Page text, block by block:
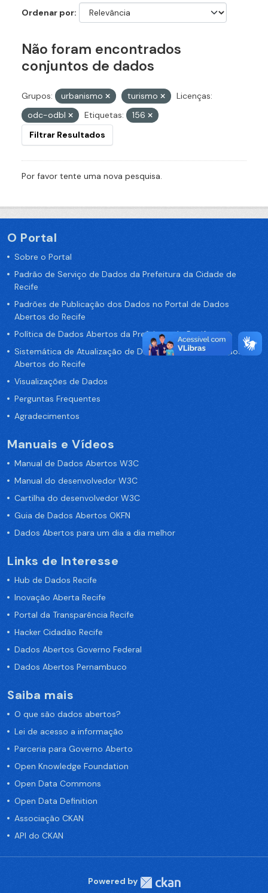
Ordenar por
Não foram encontrados
conjuntos de dados
Grupos: urbanismo turismo
Licenças:
odc-odbl
Etiquetas:
156
Filtrar Resultados
Por favor tente uma nova pesquisa.
O Portal
Sobre o Portal
Padrão de Serviço de Dados da Prefeitura da Cidade de
Recife
Padrões de Publicação dos Dados no Portal de Dados
Abertos do Recife
Política de Dados Abertos da Prefeitura do Recife
Sistemática de Atualização de Dados do Portal de Dados
Abertos do Recife
Visualizações de Dados
Perguntas Frequentes
Agradecimentos
Manuais e Vídeos
Manual de Dados Abertos W3C
Manual do desenvolvedor W3C
Cartilha do desenvolvedor W3C
Guia de Dados Abertos OKFN
Dados Abertos para um dia a dia melhor
Links de Interesse
Hub de Dados Recife
Inovação Aberta Recife
Portal da Transparência Recife
Hacker Cidadão Recife
Dados Abertos Governo Federal
Dados Abertos Pernambuco
Saiba mais
O que são dados abertos?
Lei de acesso a informação
Parceria para Governo Aberto
Open Knowledge Foundation
Open Data Commons
Open Data Definition
Associação CKAN
API do CKAN
Powered by